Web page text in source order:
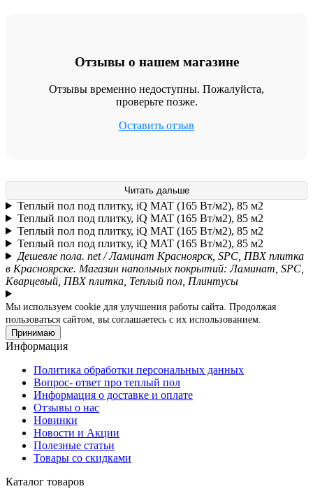
Отзывы о нашем магазине
Отзывы временно недоступны. Пожалуйста,
проверьте позже.
Оставить отзыв
Читать дальше
Теплый пол под плитку, iQ MAT (165 Вт/м2), 85 м2
Теплый пол под плитку, iQ MAT (165 Вт/м2), 85 м2
Теплый пол под плитку, iQ MAT (165 Вт/м2), 85 м2
Теплый пол под плитку, iQ MAT (165 Вт/м2), 85 м2
Дешевле пола. net / Ламинат Красноярск, SPC, ПВХ плитка
в Красноярске. Магазин напольных покрытий: Ламинат, SPC,
Кварцевый, ПВХ плитка, Теплый пол, Плинтусы
Мы используем cookie для улучшения работы сайта. Продолжая
пользоваться сайтом, вы соглашаетесь с их использованием.
Принимаю
Информация
Политика обработки персональных данных
Вопрос- ответ про теплый пол
Информация о доставке и оплате
Отзывы о нас
Новинки
Новости и Акции
Полезные статьи
Товары со скидками
Каталог товаров